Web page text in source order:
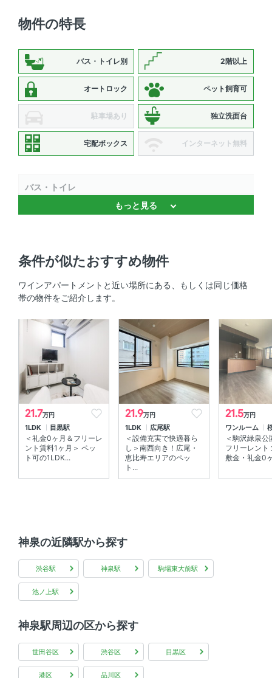
物件の特長
バス・トイレ別 2階以上
オートロック ペット飼育可
駐車場あり 独立洗面台
宅配ボックス インターネット無料
バス・トイレ
浴室乾燥機 、 追焚機能 、 追焚機能 、 バストイレ別 、
セキュリティ
オートロック 、 ＴＶモニタ付きインターホン 、 防犯カメ
室内設備
エアコン 、 室内洗濯機置場
部屋の特徴
バルコニー 、 全居室フローリング 、 角部屋
SOHO可 、 デザイナーズ
もっと見る
条件が似たおすすめ物件
ワインアパートメントと近い場所にある、もしくは同じ価格
帯の物件をご紹介します。
21.7万円
1LDK 目黒駅
＜礼金0ヶ月＆フリーレ
ント賃料1ヶ月＞ ペッ
ト可の1LDK...
21.9万円
1LDK 広尾駅
＜設備充実で快適暮ら
し＞南西向き！広尾・
恵比寿エリアのペッ
ト...
21.5万円
ワンルーム
＜駒沢緑泉公
フリーレント
敷金・礼金0
神泉の近隣駅から探す
渋谷駅 神泉駅 駒場東大前駅
池ノ上駅
神泉駅周辺の区から探す
世田谷区 渋谷区 目黒区
港区 品川区